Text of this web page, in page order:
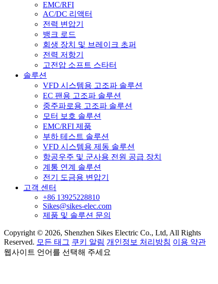
EMC/RFI
AC/DC 리액터
전력 변압기
뱅크 로드
회생 장치 및 브레이크 초퍼
전력 저항기
고전압 소프트 스타터
솔루션
VFD 시스템용 고조파 솔루션
EC 팬용 고조파 솔루션
중주파로용 고조파 솔루션
모터 보호 솔루션
EMC/RFI 제품
부하 테스트 솔루션
VFD 시스템용 제동 솔루션
항공우주 및 군사용 전원 공급 장치
계통 연계 솔루션
전기 도금용 변압기
고객 센터
+86 13925228810
Sikes@sikes-elec.com
제품 및 솔루션 문의
Copyright © 2026, Shenzhen Sikes Electric Co., Ltd, All Rights
Reserved. 모든 태그 쿠키 알림 개인정보 처리방침 이용 약관
웹사이트 언어를 선택해 주세요